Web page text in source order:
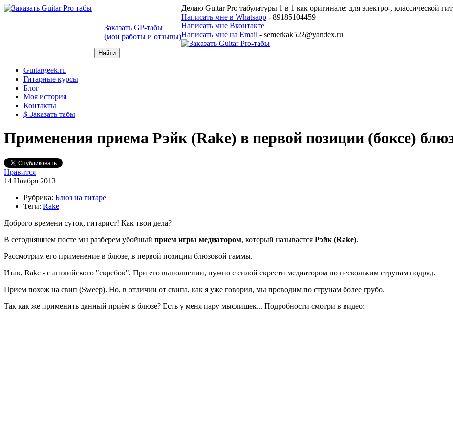
Заказать GP-табы
(мои работы и отзывы)
Делаю Guitar Pro табулатуры 1 в 1 как оригинале: для электро-, классической
Написать мне в Whatsapp - 89185104459
Написать мне Вконтакте
Написать мне на Email - semerkak522@yandex.ru
Guitargeek.ru
Гитарные курсы
Блог
Моя история
Контакты
$ Заказать табы
Применения приема Рэйк (Rake) в первой позиции (боксе)
Нравится
14 Ноября 2013
Рубрика: Блюз на гитаре
Теги: Rake
Доброго времени суток, гитарист! Как твои дела?
В сегодняшнем посте мы разберем убойный прием игры медиатором, который называется Рэйк (Rake).
Рассмотрим его применение в блюзе, в первой позиции блюзовой гаммы.
Итак, Rake - с английского "скребок". При его выполнении, нужно с силой скрести медиатором по нескольким струнам подряд.
Прием похож на свип (Sweep). Но, в отличии от свипа, как я уже говорил, мы проводим по струнам более грубо.
Так как же применить данный приём в блюзе? Есть у меня пару мыслишек... Подробности смотри в видео: